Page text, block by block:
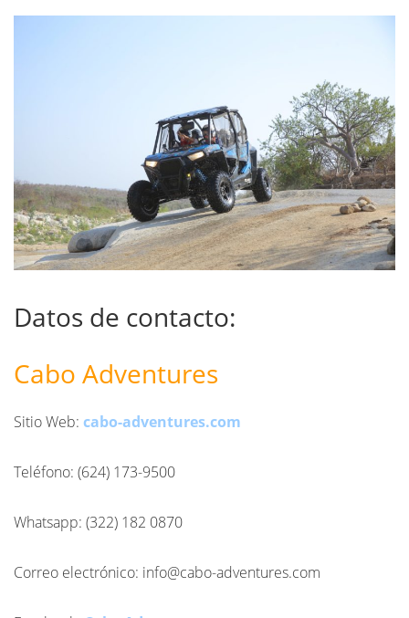
Datos de contacto:
Cabo Adventures
Sitio Web: cabo-adventures.com
Teléfono: (624) 173-9500
Whatsapp: (322) 182 0870
Correo electrónico: info@cabo-adventures.com